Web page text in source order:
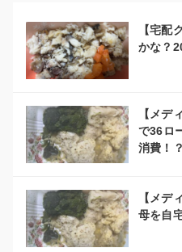
【宅配
かな？
【メデ
で36ロ
消費！
【メデ
母を自